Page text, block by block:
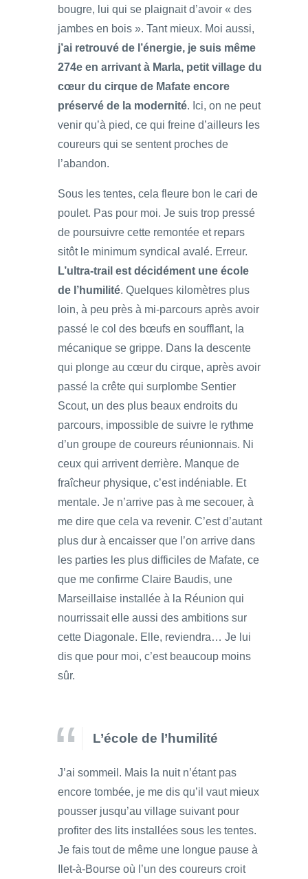
bougre, lui qui se plaignait d’avoir « des
jambes en bois ». Tant mieux. Moi aussi,
j’ai retrouvé de l’énergie, je suis même
274e en arrivant à Marla, petit village du
cœur du cirque de Mafate encore
préservé de la modernité. Ici, on ne peut
venir qu’à pied, ce qui freine d’ailleurs les
coureurs qui se sentent proches de
l’abandon.
Sous les tentes, cela fleure bon le cari de
poulet. Pas pour moi. Je suis trop pressé
de poursuivre cette remontée et repars
sitôt le minimum syndical avalé. Erreur.
L’ultra-trail est décidément une école
de l’humilité. Quelques kilomètres plus
loin, à peu près à mi-parcours après avoir
passé le col des bœufs en soufflant, la
mécanique se grippe. Dans la descente
qui plonge au cœur du cirque, après avoir
passé la crête qui surplombe Sentier
Scout, un des plus beaux endroits du
parcours, impossible de suivre le rythme
d’un groupe de coureurs réunionnais. Ni
ceux qui arrivent derrière. Manque de
fraîcheur physique, c’est indéniable. Et
mentale. Je n’arrive pas à me secouer, à
me dire que cela va revenir. C’est d’autant
plus dur à encaisser que l’on arrive dans
les parties les plus difficiles de Mafate, ce
que me confirme Claire Baudis, une
Marseillaise installée à la Réunion qui
nourrissait elle aussi des ambitions sur
cette Diagonale. Elle, reviendra… Je lui
dis que pour moi, c’est beaucoup moins
sûr.
L’école de l’humilité
J’ai sommeil. Mais la nuit n’étant pas
encore tombée, je me dis qu’il vaut mieux
pousser jusqu’au village suivant pour
profiter des lits installées sous les tentes.
Je fais tout de même une longue pause à
Ilet-à-Bourse où l’un des coureurs croit